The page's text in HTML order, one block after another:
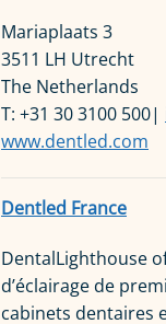
Mariaplaats 3
3511 LH Utrecht
The Netherlands
T: +31 30 3100 500|
www.dentled.com
Dentled France
DentalLighthouse
d’éclairage de
cabinets dentaires